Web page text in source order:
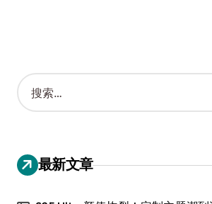
搜
索
：
最新文章